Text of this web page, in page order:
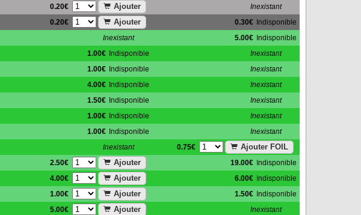
0.20€ Ajouter Inexistant
0.20€ Ajouter 0.30€ Indisponible
Inexistant 5.00€ Indisponible
1.00€ Indisponible Inexistant
1.00€ Indisponible Inexistant
4.00€ Indisponible Inexistant
1.50€ Indisponible Inexistant
1.00€ Indisponible Inexistant
1.00€ Indisponible Inexistant
Inexistant 0.75€ Ajouter FOIL
2.50€ Ajouter 19.00€ Indisponible
4.00€ Ajouter 6.00€ Indisponible
1.00€ Ajouter 1.50€ Indisponible
5.00€ Ajouter Inexistant